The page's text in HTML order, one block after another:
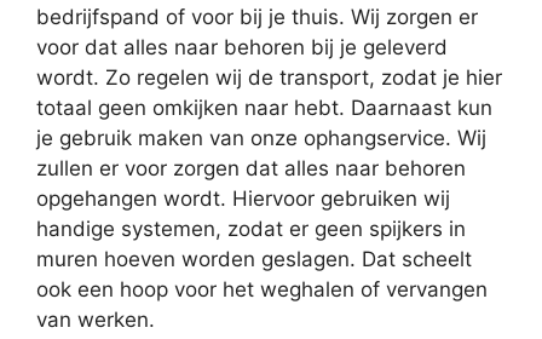
bedrijfspand of voor bij je thuis. Wij zorgen er
voor dat alles naar behoren bij je geleverd
wordt. Zo regelen wij de transport, zodat je hier
totaal geen omkijken naar hebt. Daarnaast kun
je gebruik maken van onze ophangservice. Wij
zullen er voor zorgen dat alles naar behoren
opgehangen wordt. Hiervoor gebruiken wij
handige systemen, zodat er geen spijkers in
muren hoeven worden geslagen. Dat scheelt
ook een hoop voor het weghalen of vervangen
van werken.